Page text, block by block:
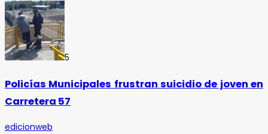
5
Policías Municipales frustran suicidio de joven en
Carretera 57
edicionweb